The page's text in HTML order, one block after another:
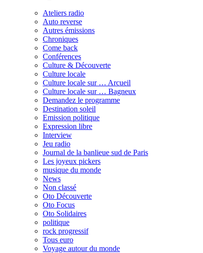
Ateliers radio
Auto reverse
Autres émissions
Chroniques
Come back
Conférences
Culture & Découverte
Culture locale
Culture locale sur … Arcueil
Culture locale sur … Bagneux
Demandez le programme
Destination soleil
Emission politique
Expression libre
Interview
Jeu radio
Journal de la banlieue sud de Paris
Les joyeux pickers
musique du monde
News
Non classé
Oto Découverte
Oto Focus
Oto Solidaires
politique
rock progressif
Tous euro
Voyage autour du monde